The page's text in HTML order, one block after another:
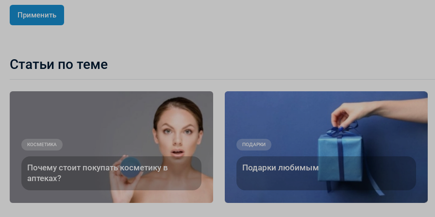
Статьи по теме
КОСМЕТИКА
Почему стоит покупать косметику в
аптеках?
ПОДАРКИ
Подарки любимым